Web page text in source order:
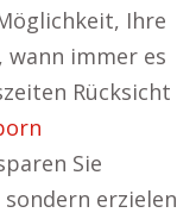
Ihre
wann immer es
Rücksicht
Sie
erzielen